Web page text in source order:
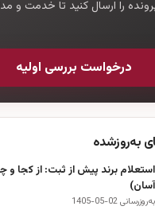
را ارسال کنید تا خدمت و
درخواست بررسی اولیه
به‌روزشده
استعلام برند پیش از ثبت: از کجا و
آسان)
به‌روزرسانی 02-05-1405